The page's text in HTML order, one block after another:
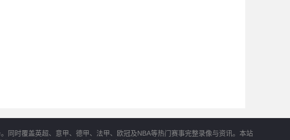
同时覆盖英超、意甲、德甲、法甲、欧冠及NBA等热门赛事完整录像与资讯。本站